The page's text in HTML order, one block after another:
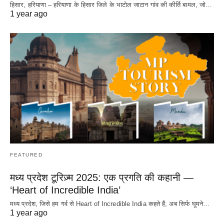
हिसार, हरियाणा – हरियाणा के हिसार जिले के भाटोल जाटान गांव की कीर्ति बामल, जो…
1 year ago
FEATURED
मध्य प्रदेश टूरिज़्म 2025: एक प्रगति की कहानी —
‘Heart of Incredible India’
मध्य प्रदेश, जिसे हम गर्व से Heart of Incredible India कहते हैं, अब सिर्फ घूमने…
1 year ago